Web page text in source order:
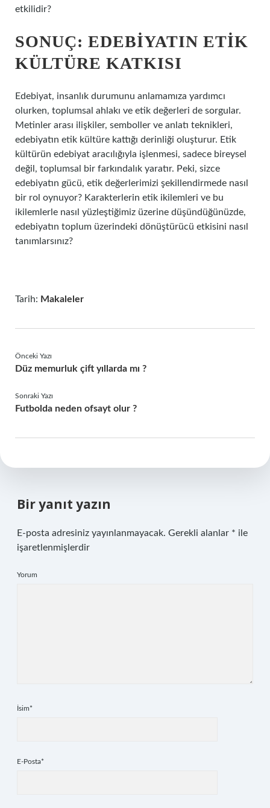
etkilidir?
SONUÇ: EDEBIYATIN ETIK
KÜLTÜRE KATKISI
Edebiyat, insanlık durumunu anlamamıza yardımcı
olurken, toplumsal ahlakı ve etik değerleri de sorgular.
Metinler arası ilişkiler, semboller ve anlatı teknikleri,
edebiyatın etik kültüre kattığı derinliği oluşturur. Etik
kültürün edebiyat aracılığıyla işlenmesi, sadece bireysel
değil, toplumsal bir farkındalık yaratır. Peki, sizce
edebiyatın gücü, etik değerlerimizi şekillendirmede nasıl
bir rol oynuyor? Karakterlerin etik ikilemleri ve bu
ikilemlerle nasıl yüzleştiğimiz üzerine düşündüğünüzde,
edebiyatın toplum üzerindeki dönüştürücü etkisini nasıl
tanımlarsınız?
Tarih: Makaleler
Önceki Yazı
Düz memurluk çift yıllarda mı ?
Sonraki Yazı
Futbolda neden ofsayt olur ?
Bir yanıt yazın
E-posta adresiniz yayınlanmayacak. Gerekli alanlar * ile
işaretlenmişlerdir
Yorum
İsim*
E-Posta*